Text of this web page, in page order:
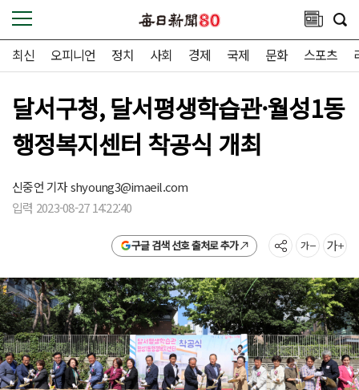
최신 오피니언 정치 사회 경제 국제 문화 스포츠
달서구청, 달서평생학습관·월성1동
행정복지센터 착공식 개최
신중언 기자shyoung3@imaeil.com
입력 2023-08-27 14:22:40
구글 검색 선호 출처로 추가